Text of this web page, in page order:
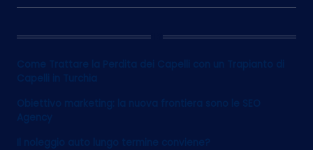
12
Come Trattare la Perdita dei Capelli con un Trapianto di
Capelli in Turchia
Obiettivo marketing: la nuova frontiera sono le SEO
Agency
Il noleggio auto lungo termine conviene?